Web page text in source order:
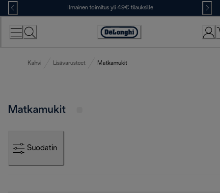
Skip
to
Content
Ilmainen toimitus yli 49€ tilauksille
Accessibility
Kahvi Lisävarusteet Matkamukit
Matkamukit
Suodatin